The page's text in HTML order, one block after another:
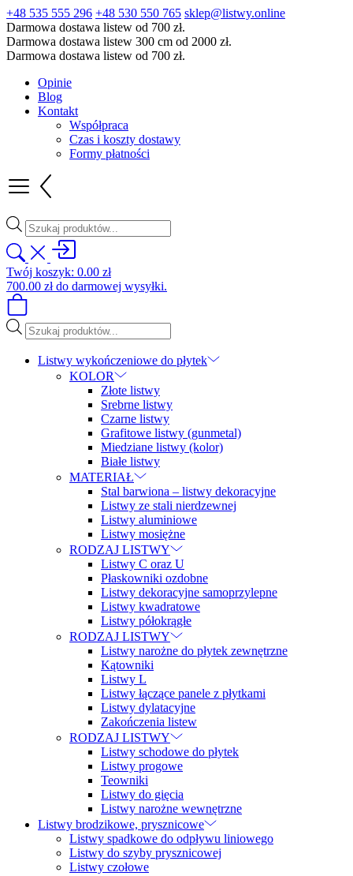
+48 535 555 296 +48 530 550 765 sklep@listwy.online
Darmowa dostawa listew od 700 zł.
Darmowa dostawa listew 300 cm od 2000 zł.
Darmowa dostawa listew od 700 zł.
Opinie
Blog
Kontakt
Współpraca
Czas i koszty dostawy
Formy płatności
Wyszukiwarka
produktów
Twój koszyk: 0.00 zł
700.00 złdo darmowej wysyłki.
Wyszukiwarka
produktów
Listwy wykończeniowe do płytek
KOLOR
Złote listwy
Srebrne listwy
Czarne listwy
Grafitowe listwy (gunmetal)
Miedziane listwy (kolor)
Białe listwy
MATERIAŁ
Stal barwiona – listwy dekoracyjne
Listwy ze stali nierdzewnej
Listwy aluminiowe
Listwy mosiężne
RODZAJ LISTWY
Listwy C oraz U
Płaskowniki ozdobne
Listwy dekoracyjne samoprzylepne
Listwy kwadratowe
Listwy półokrągłe
RODZAJ LISTWY
Listwy narożne do płytek zewnętrzne
Kątowniki
Listwy L
Listwy łączące panele z płytkami
Listwy dylatacyjne
Zakończenia listew
RODZAJ LISTWY
Listwy schodowe do płytek
Listwy progowe
Teowniki
Listwy do gięcia
Listwy narożne wewnętrzne
Listwy brodzikowe, prysznicowe
Listwy spadkowe do odpływu liniowego
Listwy do szyby prysznicowej
Listwy czołowe